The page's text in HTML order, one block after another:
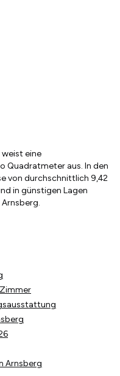
eine
Quadratmeter aus. In den
von durchschnittlich 9,42
in günstigen Lagen
Arnsberg